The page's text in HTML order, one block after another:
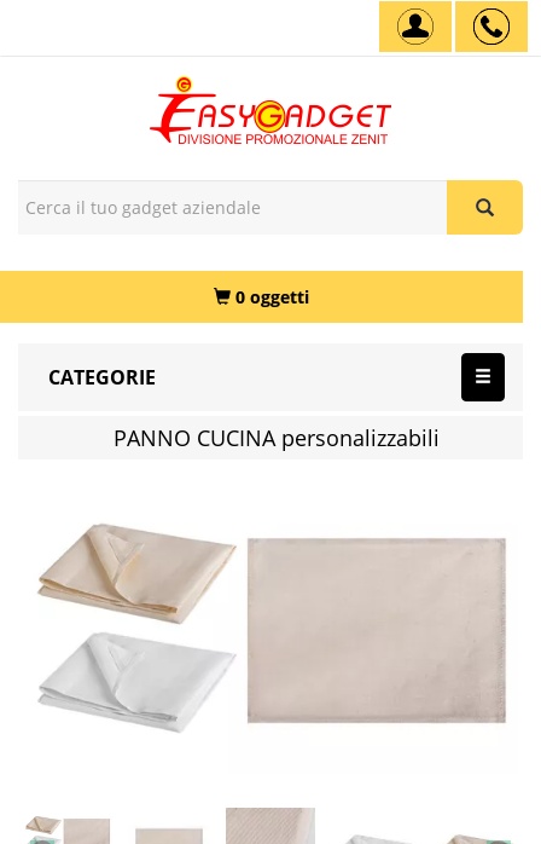
0 oggetti
CATEGORIE
PANNO CUCINA personalizzabili